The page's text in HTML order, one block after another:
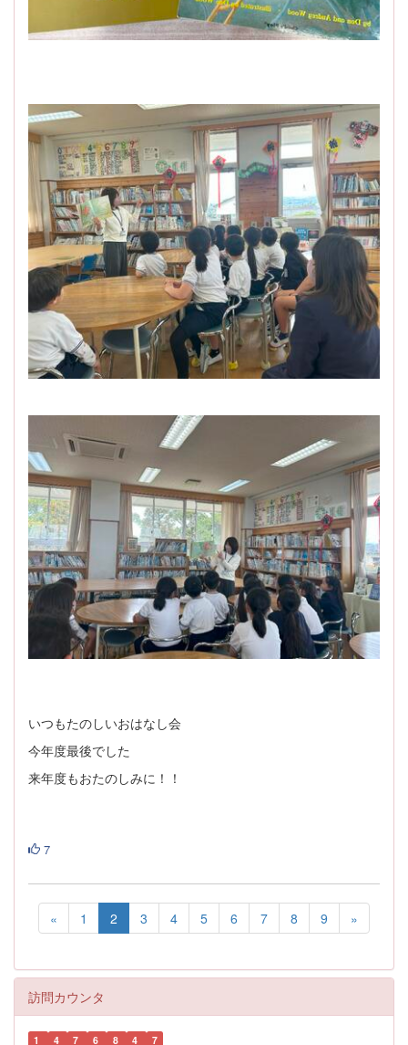
いつもたのしいおはなし会
今年度最後でした
来年度もおたのしみに！！
7
« 1 2 3 4 5 6 7 8 9 »
訪問カウンタ
1 4 7 6 8 4 7